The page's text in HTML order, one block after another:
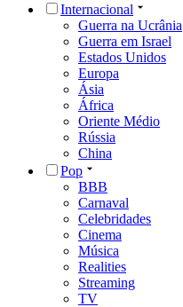
Internacional
Guerra na Ucrânia
Guerra em Israel
Estados Unidos
Europa
Ásia
África
Oriente Médio
Rússia
China
Pop
BBB
Carnaval
Celebridades
Cinema
Música
Realities
Streaming
TV